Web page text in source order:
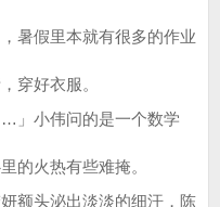
暑假里本就有很多的作业
穿好衣服。
小伟问的是一个数学
的火热有些难掩。
头泌出淡淡的细汗，陈